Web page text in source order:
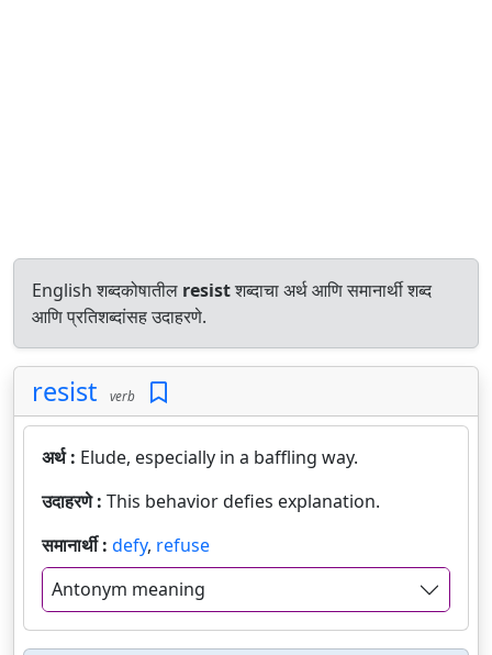
English शब्दकोषातील resistशब्दाचा अर्थ आणि समानार्थी शब्द
आणि प्रतिशब्दांसह उदाहरणे.
resist verb
अर्थ : Elude, especially in a baffling way.
उदाहरणे : This behavior defies explanation.
समानार्थी : defy, refuse
Antonym meaning